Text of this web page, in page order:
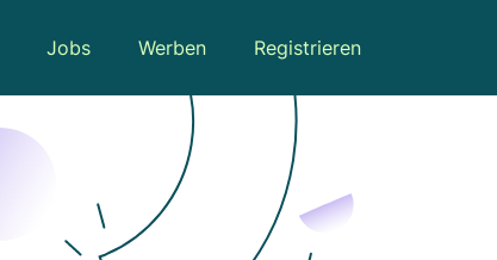
Jobs Werben Registrieren